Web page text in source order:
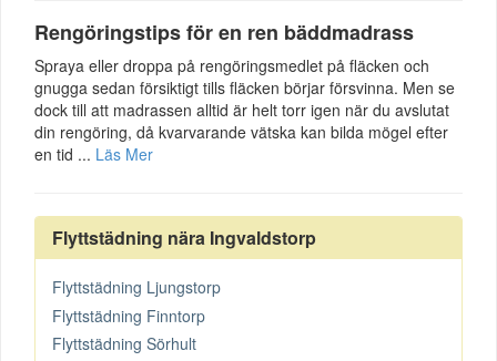
Rengöringstips för en ren bäddmadrass
Spraya eller droppa på rengöringsmedlet på fläcken och
gnugga sedan försiktigt tills fläcken börjar försvinna. Men se
dock till att madrassen alltid är helt torr igen när du avslutat
din rengöring, då kvarvarande vätska kan bilda mögel efter
en tid ... Läs Mer
Flyttstädning nära Ingvaldstorp
Flyttstädning Ljungstorp
Flyttstädning Finntorp
Flyttstädning Sörhult